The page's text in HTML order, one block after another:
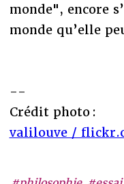
monde", encore
monde qu’elle
--
Crédit photo :
valilouve /